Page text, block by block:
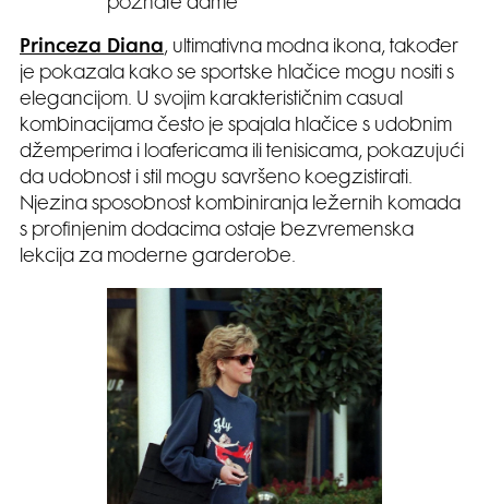
poznate dame
Princeza Diana, ultimativna modna ikona, također
je pokazala kako se sportske hlačice mogu nositi s
elegancijom. U svojim karakterističnim casual
kombinacijama često je spajala hlačice s udobnim
džemperima i loafericama ili tenisicama, pokazujući
da udobnost i stil mogu savršeno koegzistirati.
Njezina sposobnost kombiniranja ležernih komada
s profinjenim dodacima ostaje bezvremenska
lekcija za moderne garderobe.